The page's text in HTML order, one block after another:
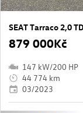
SEAT Tarraco 2,0
879 000Kč
147 kW/200 HP
44 774 km
03/2023